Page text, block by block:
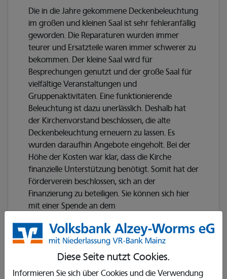
Diese Seite nutzt Cookies.
Informieren Sie sich über Cookies und die Verwendung
Die in die Jahre gekommene Deckenbeleuchtung
im großen und kleinen Saal ist sehr fehleranfällig
geworden. Die Reparaturen wurden immer
teurer und Ersatzteile waren immer schwerer zu
bekommen. Der kleine Saal wird für
Besprechungen genutzt und der große Saal für
vielfältige Veranstaltungen und
Gruppenaktivitäten. Eine funktionierende
Beleuchtung ist dazu unerlässlich. Deshalb hat
der Kirchenvorstand beschlossen, die alte
Deckenbeleuchtung erneuern zu lassen. Es
wurden daraufhin Angebote eingeholt. Bei der
Höhe der Kosten war klar, dass die Kirche
finanzielle Unterstützung benötigt. Somit hat der
Förderverein beschlossen, sich an der
Finanzierung zu beteiligen. Sie können sich hier
mit einer Spende an dem